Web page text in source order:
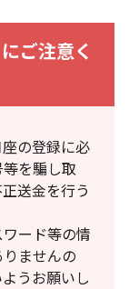
ご注意く
の登録に必
を騙し取
送金を行う
ード等の情
ませんの
うお願いし